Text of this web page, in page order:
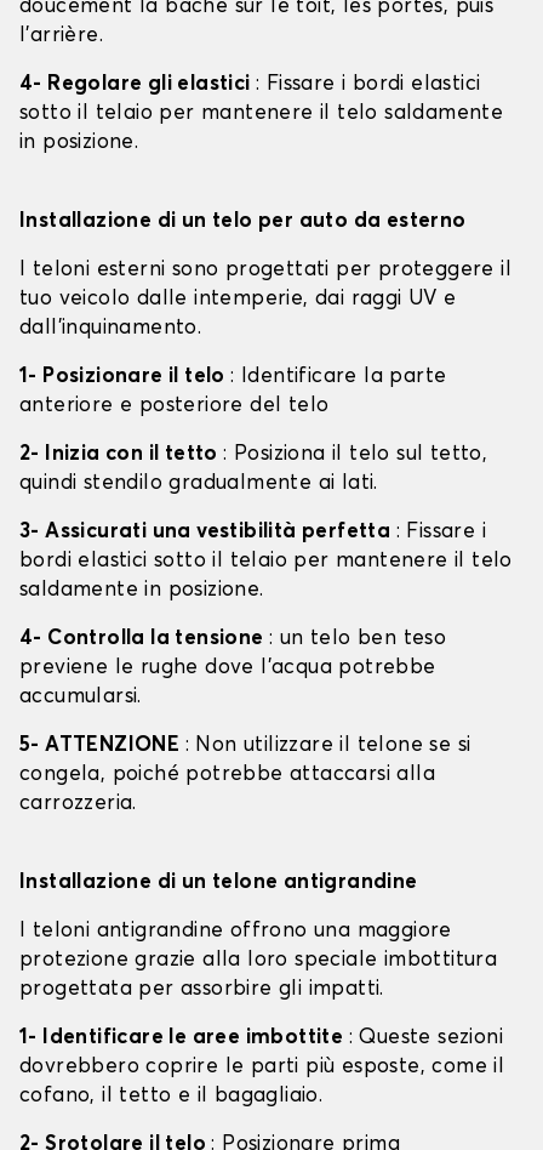
doucement la bâche sur le toit, les portes, puis
l'arrière.
4- Regolare gli elastici : Fissare i bordi elastici
sotto il telaio per mantenere il telo saldamente
in posizione.
Installazione di un telo per auto da esterno
I teloni esterni sono progettati per proteggere il
tuo veicolo dalle intemperie, dai raggi UV e
dall'inquinamento.
1- Posizionare il telo: Identificare la parte
anteriore e posteriore del telo
2- Inizia con il tetto: Posiziona il telo sul tetto,
quindi stendilo gradualmente ai lati.
3- Assicurati una vestibilità perfetta : Fissare i
bordi elastici sotto il telaio per mantenere il telo
saldamente in posizione.
4- Controlla la tensione : un telo ben teso
previene le rughe dove l'acqua potrebbe
accumularsi.
5- ATTENZIONE : Non utilizzare il telone se si
congela, poiché potrebbe attaccarsi alla
carrozzeria.
Installazione di un telone antigrandine
I teloni antigrandine offrono una maggiore
protezione grazie alla loro speciale imbottitura
progettata per assorbire gli impatti.
1- Identificare le aree imbottite : Queste sezioni
dovrebbero coprire le parti più esposte, come il
cofano, il tetto e il bagagliaio.
2- Srotolare il telo: Posizionare prima